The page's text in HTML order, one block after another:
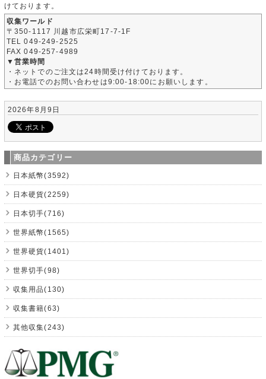
けております。
収集ワールド
〒350-1117 川越市広栄町17-7-1F
TEL 049-249-2525
FAX 049-257-4989
▼営業時間
・ネットでのご注文は24時間受け付けております。
・お電話でのお問い合わせは9:00-18:00にお願いします。
2026年8月9日
商品カテゴリー
日本紙幣(3592)
日本硬貨(2259)
日本切手(716)
世界紙幣(1565)
世界硬貨(1401)
世界切手(98)
収集用品(130)
収集書籍(63)
其他収集(243)